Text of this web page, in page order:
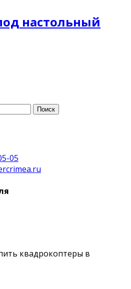
настольный
Поиск
05
квадрокоптеры в